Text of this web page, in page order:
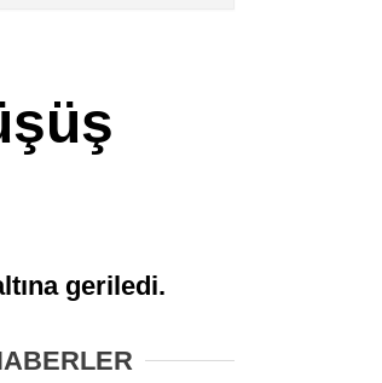
Altcoin Haberleri
Stablecoin Haberleri
geriledi.